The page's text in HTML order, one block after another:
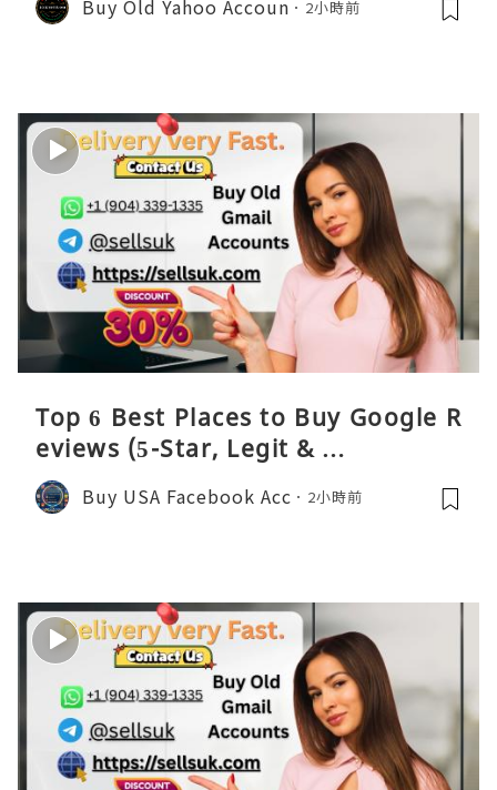
Buy Old Yahoo Accoun 2小時前
Top 6 Best Places to Buy Google R
eviews (5-Star, Legit & …
Buy USA Facebook Acc 2小時前